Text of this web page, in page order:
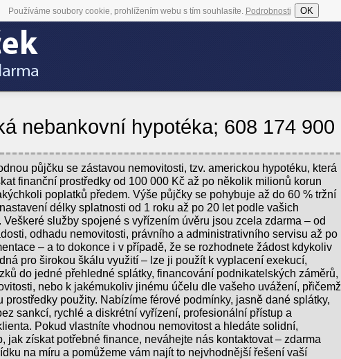
Používáme soubory cookie, prohlížením webu s tím souhlasíte. Podrobnosti OK
nebankovní hypotéka; 608 174 900
půjčku se zástavou nemovitosti, tzv. americkou hypotéku, která
finanční prostředky od 100 000 Kč až po několik milionů korun
poplatků předem. Výše půjčky se pohybuje až do 60 % tržní
délky splatnosti od 1 roku až po 20 let podle vašich
služby spojené s vyřízením úvěru jsou zcela zdarma – od
odhadu nemovitosti, právního a administrativního servisu až po
– a to dokonce i v případě, že se rozhodnete žádost kdykoliv
pro širokou škálu využití – lze ji použít k vyplacení exekucí,
do jedné přehledné splátky, financování podnikatelských záměrů,
nebo k jakémukoliv jinému účelu dle vašeho uvážení, přičemž
použity. Nabízíme férové podmínky, jasně dané splátky,
sankcí, rychlé a diskrétní vyřízení, profesionální přístup a
Pokud vlastníte vhodnou nemovitost a hledáte solidní,
jak získat potřebné finance, neváhejte nás kontaktovat – zdarma
na míru a pomůžeme vám najít to nejvhodnější řešení vaší